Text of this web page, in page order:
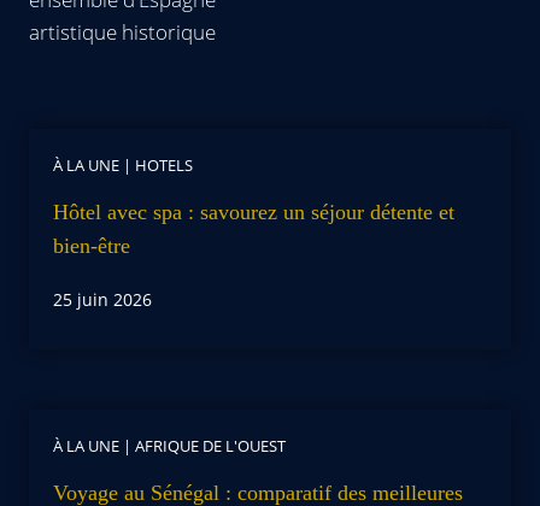
artistique historique
À LA UNE | HOTELS
Hôtel avec spa : savourez un séjour détente et
bien-être
25 juin 2026
À LA UNE | AFRIQUE DE L'OUEST
Voyage au Sénégal : comparatif des meilleures